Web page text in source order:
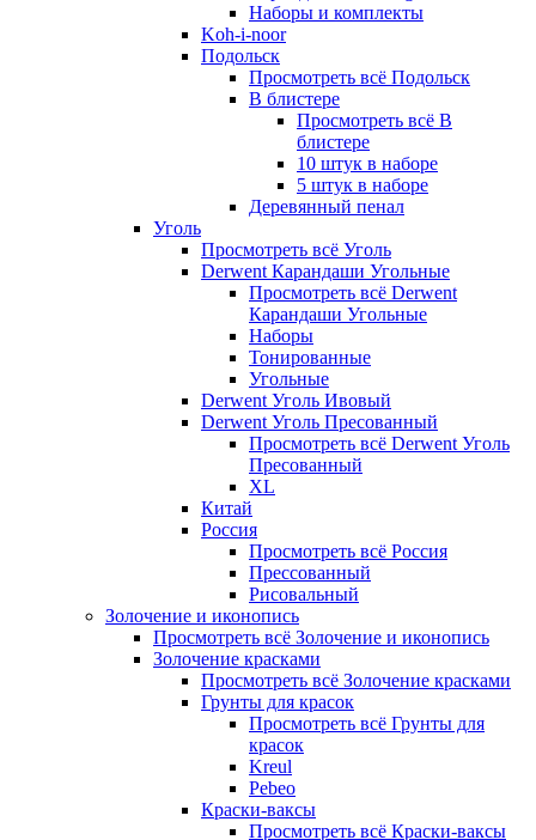
Наборы и комплекты
Koh-i-noor
Подольск
Просмотреть всё Подольск
В блистере
Просмотреть всё В
блистере
10 штук в наборе
5 штук в наборе
Деревянный пенал
Уголь
Просмотреть всё Уголь
Derwent Карандаши Угольные
Просмотреть всё Derwent
Карандаши Угольные
Наборы
Тонированные
Угольные
Derwent Уголь Ивовый
Derwent Уголь Пресованный
Просмотреть всё Derwent Уголь
Пресованный
XL
Китай
Россия
Просмотреть всё Россия
Прессованный
Рисовальный
Золочение и иконопись
Просмотреть всё Золочение и иконопись
Золочение красками
Просмотреть всё Золочение красками
Грунты для красок
Просмотреть всё Грунты для
красок
Kreul
Pebeo
Краски-ваксы
Просмотреть всё Краски-ваксы